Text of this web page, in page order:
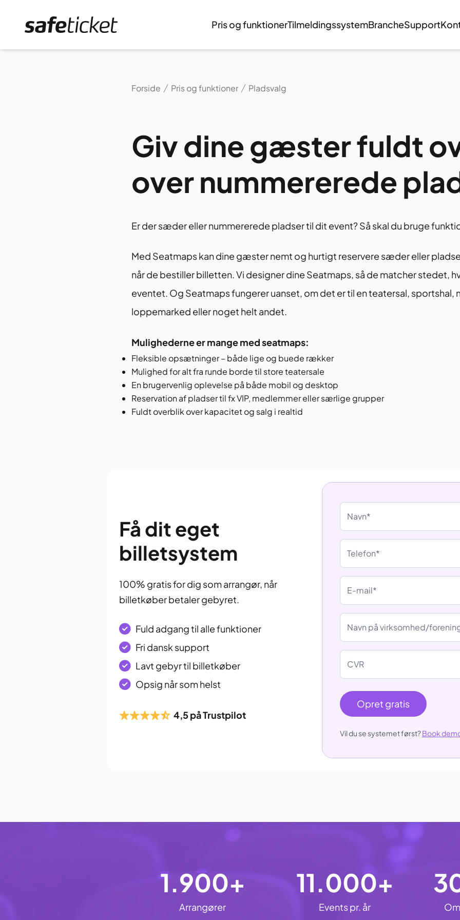
Forside Pris og funktionerTilmeldingssystemBrancheSupport
Forside Pris og funktioner Pladsvalg
Giv dine gæster fuldt
over nummererede
Er der sæder eller nummererede pladser til dit event? Så skal du bruge
Med Seatmaps kan dine gæster nemt og hurtigt reservere sæder eller
når de bestiller billetten. Vi designer dine Seatmaps, så de matcher stedet,
eventet. Og Seatmaps fungerer uanset, om det er til en teatersal, sportshal,
loppemarked eller noget helt andet.
Mulighederne er mange med seatmaps:
Fleksible opsætninger – både lige og buede rækker
Mulighed for alt fra runde borde til store teatersale
En brugervenlig oplevelse på både mobil og desktop
Reservation af pladser til fx VIP, medlemmer eller særlige grupper
Fuldt overblik over kapacitet og salg i realtid
Få dit eget
billetsystem
100% gratis for dig som arrangør, når
billetkøber betaler gebyret.
Fuld adgang til alle funktioner
Fri dansk support
Lavt gebyr til billetkøber
Opsig når som helst
4,5 på Trustpilot
Navn*
Telefon*
E-mail*
Navn på virksomhed/
CVR
Opret gratis
Vil du se systemet først?Book
1.900+
Arrangører
11.000+
Events pr. år